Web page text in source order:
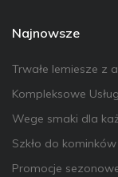
Najnowsze
Trwałe lemiesze z
Kompleksowe
Wege smaki dla
Szkło do
Promocje